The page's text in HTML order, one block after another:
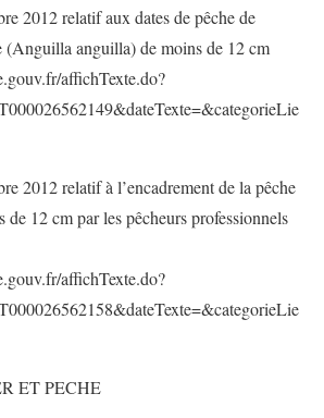
2012 relatif aux dates de pêche de
(Anguilla anguilla) de moins de 12 cm
affichTexte.do?
2012 relatif à l’encadrement de la pêche
de 12 cm par les pêcheurs professionnels
affichTexte.do?
ET PECHE